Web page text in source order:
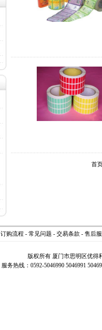
首
订购流程 - 常见问题 - 交易条款 - 售后
版权所有 厦门市思明区优
服务热线：0592-5046990 5046991